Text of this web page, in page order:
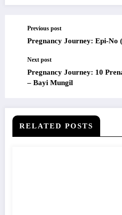
Previous post
Pregnancy Journey: Epi-No
Next post
Pregnancy Journey: 10
– Bayi Mungil
RELATED POSTS